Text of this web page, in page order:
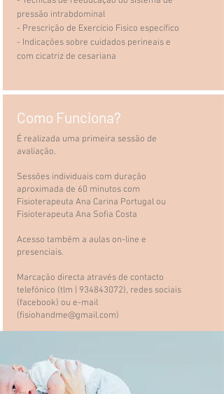
pressão intrabdominal
- Prescrição de Exercício Fisico específico
- Indicações sobre cuidados perineais e
com cicatriz de cesariana
Como Funciona?
É realizada uma primeira sessão de
avaliação.
Sessões individuais com duração
aproximada de 60 minutos com
Fisioterapeuta Ana Carina Portugal ou
Fisioterapeuta Ana Sofia Costa
Acesso também a aulas on-line e
presenciais.
Marcação directa através de contacto
telefónico (tlm | 934843072), redes sociais
(facebook) ou e-mail
(fisiohandme@gmail.com)